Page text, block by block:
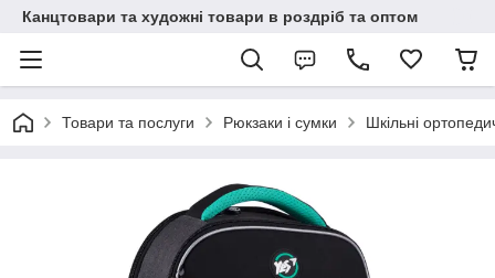
Канцтовари та художні товари в роздріб та оптом
Товари та послуги Рюкзаки і сумки Шкільні